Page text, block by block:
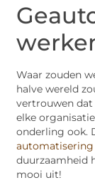
Waar zouden
halve wereld
vertrouwen dat
elke
onderling ook.
duurzaamheid
mooi uit!